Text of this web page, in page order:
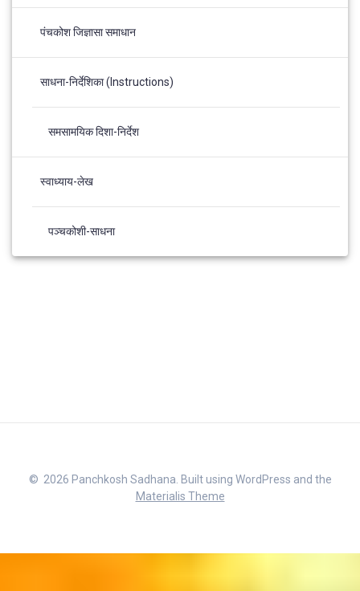
पंचकोश जिज्ञासा समाधान
साधना-निर्देशिका (Instructions)
समसामयिक दिशा-निर्देश
स्वाध्याय-लेख
पञ्चकोशी-साधना
© 2026 Panchkosh Sadhana. Built using WordPress and the
Materialis Theme